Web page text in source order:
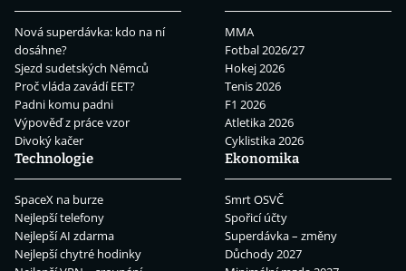
Nová superdávka: kdo na ní
dosáhne?
Sjezd sudetských Němců
Proč vláda zavádí EET?
Padni komu padni
Výpověď z práce vzor
Divoký kačer
MMA
Fotbal 2026/27
Hokej 2026
Tenis 2026
F1 2026
Atletika 2026
Cyklistika 2026
Technologie
SpaceX na burze
Nejlepší telefony
Nejlepší AI zdarma
Nejlepší chytré hodinky
Ekonomika
Smrt OSVČ
Spořicí účty
Superdávka – změny
Důchody 2027